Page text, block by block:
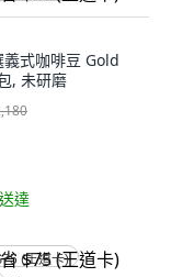
義式咖啡豆 Gold
, 未研磨
達
(王道卡)